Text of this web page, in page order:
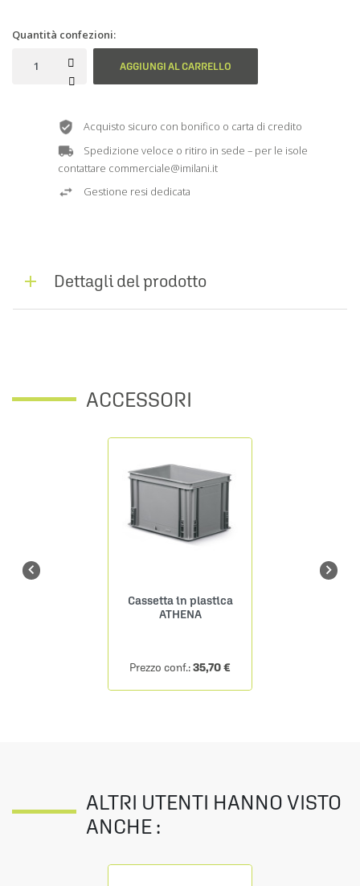
Quantità confezioni:
AGGIUNGI AL CARRELLO
Acquisto sicuro con bonifico o carta di credito
Spedizione veloce o ritiro in sede – per le isole
contattare commerciale@imilani.it
Gestione resi dedicata
Dettagli del prodotto
ACCESSORI

Cassetta in plastica
ATHENA
Prezzo conf.:35,70 €

ALTRI UTENTI HANNO VISTO
ANCHE :